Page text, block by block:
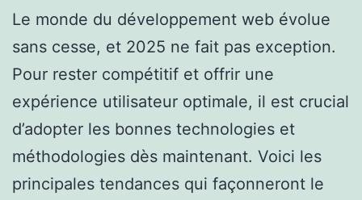
Le monde du développement web évolue
sans cesse, et 2025 ne fait pas exception.
Pour rester compétitif et offrir une
expérience utilisateur optimale, il est crucial
d’adopter les bonnes technologies et
méthodologies dès maintenant. Voici les
principales tendances qui façonneront le